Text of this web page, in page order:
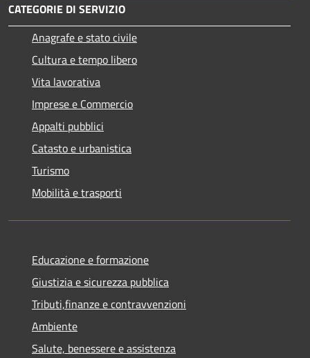
CATEGORIE DI SERVIZIO
Anagrafe e stato civile
Cultura e tempo libero
Vita lavorativa
Imprese e Commercio
Appalti pubblici
Catasto e urbanistica
Turismo
Mobilità e trasporti
Educazione e formazione
Giustizia e sicurezza pubblica
Tributi,finanze e contravvenzioni
Ambiente
Salute, benessere e assistenza